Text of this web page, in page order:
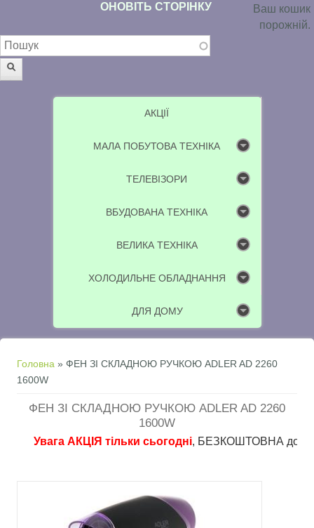
Ваш кошик
порожній.
ОНОВІТЬ СТОРІНКУ
Пошукова форма
АКЦІЇ
МАЛА ПОБУТОВА ТЕХНІКА
ТЕЛЕВІЗОРИ
ВБУДОВАНА ТЕХНІКА
ВЕЛИКА ТЕХНІКА
ХОЛОДИЛЬНЕ ОБЛАДНАННЯ
ДЛЯ ДОМУ
Ви є тут
Головна » ФЕН ЗІ СКЛАДНОЮ РУЧКОЮ ADLER AD 2260
1600W
ФЕН ЗІ СКЛАДНОЮ РУЧКОЮ ADLER AD 2260
1600W
Увага АКЦІЯ тільки сьогодні, БЕЗКОШТОВНА доставка